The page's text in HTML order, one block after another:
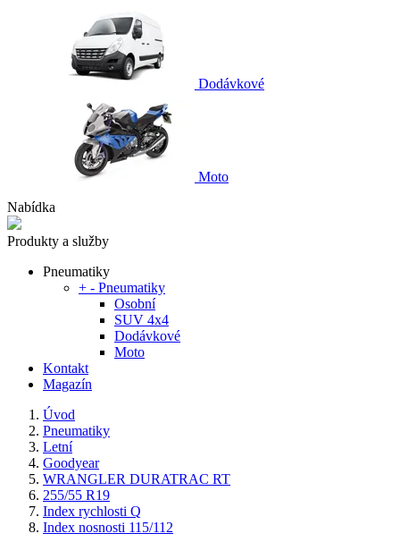
Dodávkové
Moto
Nabídka
Produkty a služby
Pneumatiky
+ - Pneumatiky
Osobní
SUV 4x4
Dodávkové
Moto
Kontakt
Magazín
Úvod
Pneumatiky
Letní
Goodyear
WRANGLER DURATRAC RT
255/55 R19
Index rychlosti Q
Index nosnosti 115/112